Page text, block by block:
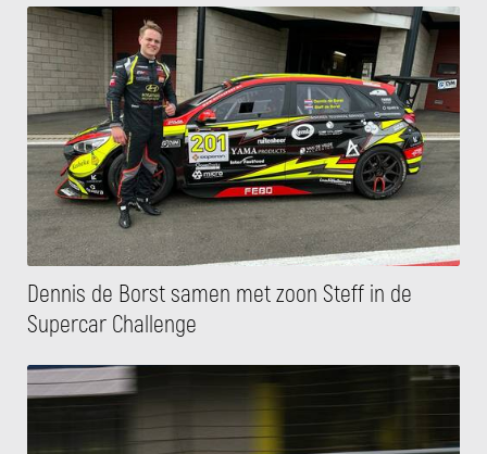
Dennis de Borst samen met zoon Steff in de
Supercar Challenge